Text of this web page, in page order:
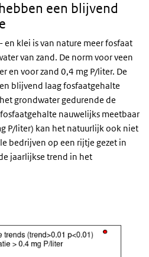
een blijvend
klei is van nature meer fosfaat
van zand. De norm voor veen
en voor zand 0,4 mg P/liter. De
blijvend laag fosfaatgehalte
grondwater gedurende de
nauwelijks meetbaar
P/liter) kan het natuurlijk ook niet
bedrijven op een rijtje gezet in
jaarlijkse trend in het